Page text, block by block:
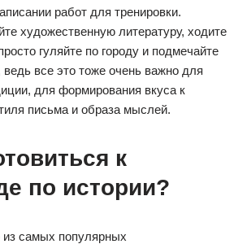
работ для тренировки.
художественную литературу, ходите
гуляйте по городу и подмечайте
ведь все это тоже очень важно для
для формирования вкуса к
письма и образа мыслей.
к
по истории?
самых популярных